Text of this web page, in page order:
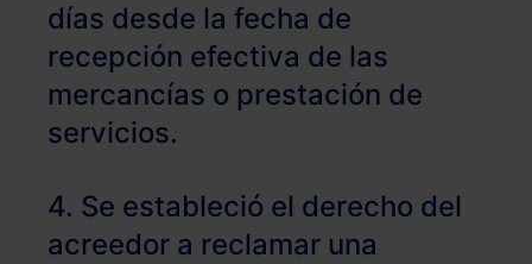
días desde la fecha de
recepción efectiva de las
mercancías o prestación de
servicios.
4. Se estableció el derecho del
acreedor a reclamar una